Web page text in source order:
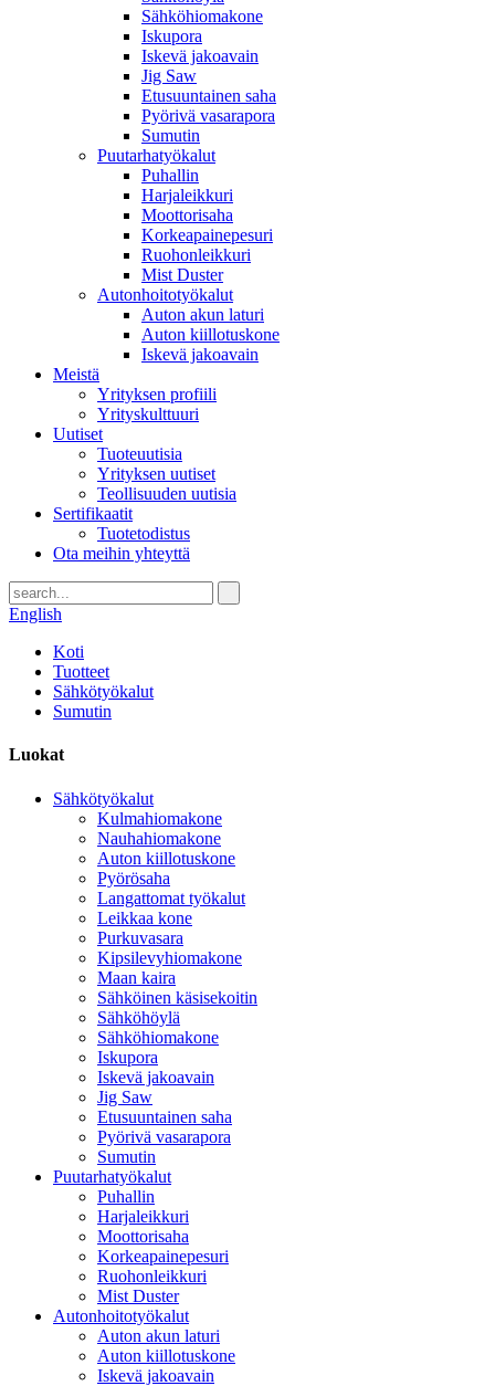
Sähköhiomakone
Iskupora
Iskevä jakoavain
Jig Saw
Etusuuntainen saha
Pyörivä vasarapora
Sumutin
Puutarhatyökalut
Puhallin
Harjaleikkuri
Moottorisaha
Korkeapainepesuri
Ruohonleikkuri
Mist Duster
Autonhoitotyökalut
Auton akun laturi
Auton kiillotuskone
Iskevä jakoavain
Meistä
Yrityksen profiili
Yrityskulttuuri
Uutiset
Tuoteuutisia
Yrityksen uutiset
Teollisuuden uutisia
Sertifikaatit
Tuotetodistus
Ota meihin yhteyttä
English
Koti
Tuotteet
Sähkötyökalut
Sumutin
Luokat
Sähkötyökalut
Kulmahiomakone
Nauhahiomakone
Auton kiillotuskone
Pyörösaha
Langattomat työkalut
Leikkaa kone
Purkuvasara
Kipsilevyhiomakone
Maan kaira
Sähköinen käsisekoitin
Sähköhöylä
Sähköhiomakone
Iskupora
Iskevä jakoavain
Jig Saw
Etusuuntainen saha
Pyörivä vasarapora
Sumutin
Puutarhatyökalut
Puhallin
Harjaleikkuri
Moottorisaha
Korkeapainepesuri
Ruohonleikkuri
Mist Duster
Autonhoitotyökalut
Auton akun laturi
Auton kiillotuskone
Iskevä jakoavain